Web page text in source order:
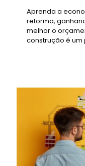
Aprenda a
reforma,
melhor o
construção é um